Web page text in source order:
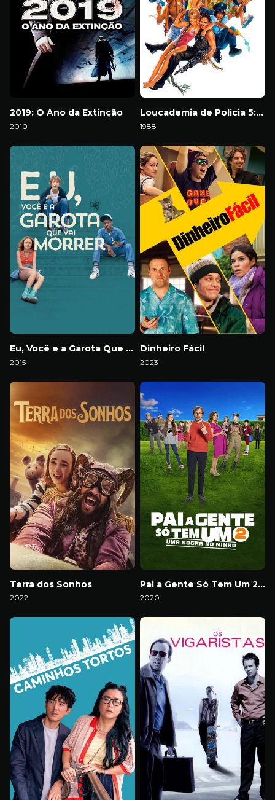
2019: O Ano da Extinção
2010
Loucademia de Polícia 5: Missão Miami Beach
1988
Eu, Você e a Garota Que Vai Morrer
2015
Dinheiro Fácil
2023
Terra dos Sonhos
2022
Pai a Gente Só Tem Um 2: Uma Sogra no Ninho
2020